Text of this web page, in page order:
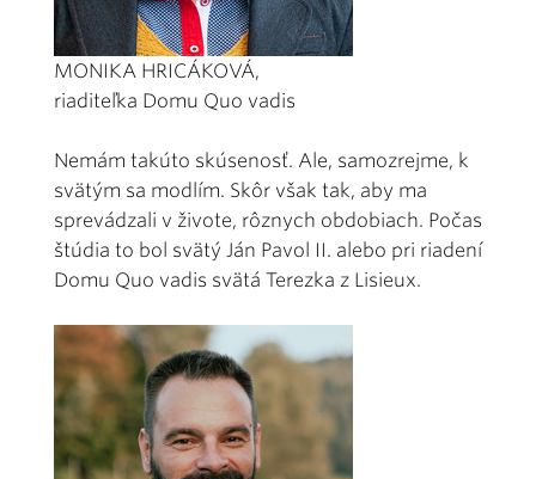
MONIKA HRICÁKOVÁ,
riaditeľka Domu Quo vadis
Nemám takúto skúsenosť. Ale, samozrejme, k
svätým sa modlím. Skôr však tak, aby ma
sprevádzali v živote, rôznych obdobiach. Počas
štúdia to bol svätý Ján Pavol II. alebo pri riadení
Domu Quo vadis svätá Terezka z Lisieux.